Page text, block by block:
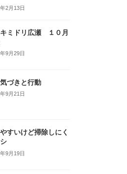
2月13日
ミドリ広瀬 １０月
9月29日
づきと行動
9月21日
すいけど掃除しにく
9月19日